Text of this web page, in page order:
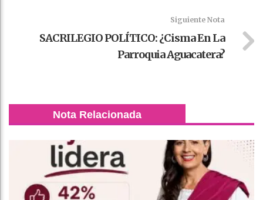
Siguiente Nota
SACRILEGIO POLÍTICO: ¿Cisma En La
Parroquia Aguacatera?
Nota Relacionada